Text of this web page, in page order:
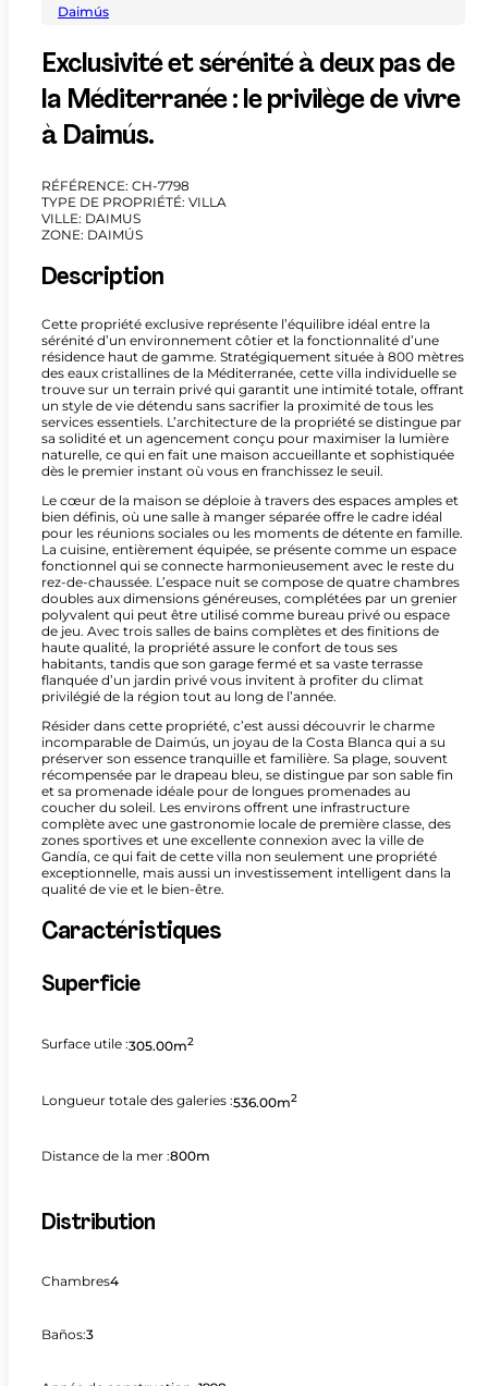
Daimús
Exclusivité et sérénité à deux pas de
la Méditerranée : le privilège de vivre
à Daimús.
RÉFÉRENCE: CH-7798
TYPE DE PROPRIÉTÉ: VILLA
VILLE: DAIMUS
ZONE: DAIMÚS
Description
Cette propriété exclusive représente l’équilibre idéal entre la
sérénité d’un environnement côtier et la fonctionnalité d’une
résidence haut de gamme. Stratégiquement située à 800 mètres
des eaux cristallines de la Méditerranée, cette villa individuelle se
trouve sur un terrain privé qui garantit une intimité totale, offrant
un style de vie détendu sans sacrifier la proximité de tous les
services essentiels. L’architecture de la propriété se distingue par
sa solidité et un agencement conçu pour maximiser la lumière
naturelle, ce qui en fait une maison accueillante et sophistiquée
dès le premier instant où vous en franchissez le seuil.
Le cœur de la maison se déploie à travers des espaces amples et
bien définis, où une salle à manger séparée offre le cadre idéal
pour les réunions sociales ou les moments de détente en famille.
La cuisine, entièrement équipée, se présente comme un espace
fonctionnel qui se connecte harmonieusement avec le reste du
rez-de-chaussée. L’espace nuit se compose de quatre chambres
doubles aux dimensions généreuses, complétées par un grenier
polyvalent qui peut être utilisé comme bureau privé ou espace
de jeu. Avec trois salles de bains complètes et des finitions de
haute qualité, la propriété assure le confort de tous ses
habitants, tandis que son garage fermé et sa vaste terrasse
flanquée d’un jardin privé vous invitent à profiter du climat
privilégié de la région tout au long de l’année.
Résider dans cette propriété, c’est aussi découvrir le charme
incomparable de Daimús, un joyau de la Costa Blanca qui a su
préserver son essence tranquille et familière. Sa plage, souvent
récompensée par le drapeau bleu, se distingue par son sable fin
et sa promenade idéale pour de longues promenades au
coucher du soleil. Les environs offrent une infrastructure
complète avec une gastronomie locale de première classe, des
zones sportives et une excellente connexion avec la ville de
Gandía, ce qui fait de cette villa non seulement une propriété
exceptionnelle, mais aussi un investissement intelligent dans la
qualité de vie et le bien-être.
Caractéristiques
Superficie
Surface utile :305.00m2
Longueur totale des galeries :536.00m2
Distance de la mer :800m
Distribution
Chambres4
Baños:3